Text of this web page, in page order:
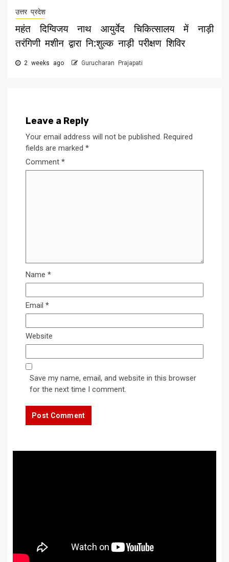
उत्तर प्रदेश
महंत दिग्विजय नाथ आयुर्वेद चिकित्सालय में नाड़ी
तरंगिणी मशीन द्वारा नि:शुल्क नाड़ी परीक्षण शिविर
2 weeks ago Gurucharan Prajapati
Leave a Reply
Your email address will not be published. Required
fields are marked *
Comment *
Name *
Email *
Website
Save my name, email, and website in this browser
for the next time I comment.